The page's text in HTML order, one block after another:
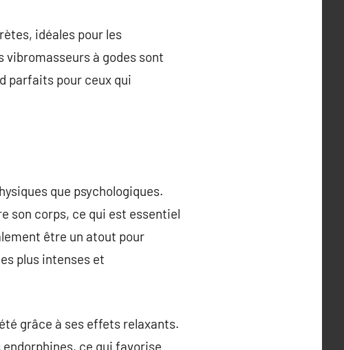
idéales pour les
à godes sont
parfaits pour ceux qui
que psychologiques.
son corps, ce qui est essentiel
être un atout pour
plus intenses et
grâce à ses effets relaxants.
ce qui favorise